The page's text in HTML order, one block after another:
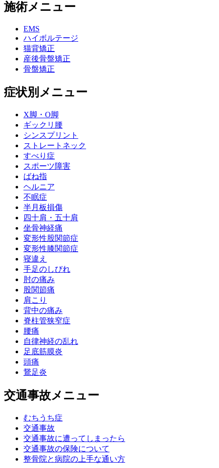
施術メニュー
EMS
ハイボルテージ
猫背矯正
産後骨盤矯正
骨盤矯正
症状別メニュー
X脚・O脚
ギックリ腰
シンスプリント
ストレートネック
すべり症
スポーツ障害
ばね指
ヘルニア
不眠症
半月板損傷
四十肩・五十肩
坐骨神経痛
変形性股関節症
変形性膝関節症
寝違え
手足のしびれ
肘の痛み
股関節痛
肩こり
背中の痛み
脊柱管狭窄症
腰痛
自律神経の乱れ
足底筋膜炎
頭痛
鵞足炎
交通事故メニュー
むちうち症
交通事故
交通事故に遭ってしまったら
交通事故の保険について
整骨院と病院の上手な通い方